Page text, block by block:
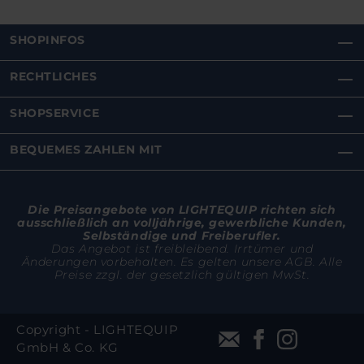
SHOPINFOS
RECHTLICHES
SHOPSERVICE
BEQUEMES ZAHLEN MIT
Die Preisangebote von LIGHTEQUIP richten sich
ausschließlich an volljährige, gewerbliche Kunden,
Selbständige und Freiberufler.
Das Angebot ist freibleibend. Irrtümer und
Änderungen vorbehalten. Es gelten unsere AGB. Alle
Preise zzgl. der gesetzlich gültigen MwSt.
Copyright - LIGHTEQUIP
GmbH & Co. KG